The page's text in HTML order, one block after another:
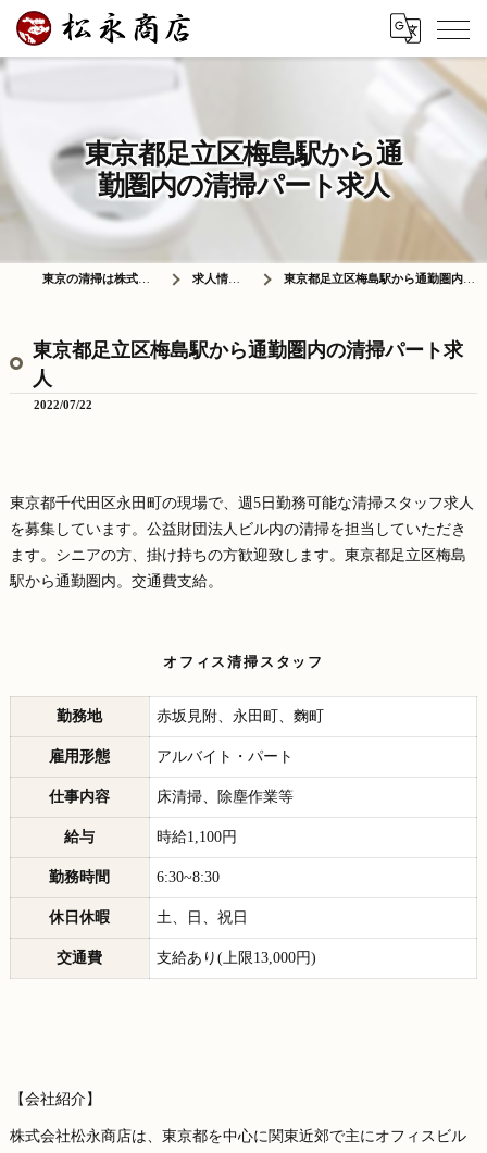
東京都足立区梅島駅から通
勤圏内の清掃パート求人
東京の清掃は株式会社松永商店 求人情報ブログ 東京都足立区梅島駅から通勤圏内の清掃パート求人
東京都足立区梅島駅から通勤圏内の清掃パート求
人
2022/07/22
東京都千代田区永田町の現場で、週5日勤務可能な清掃スタッフ求人
を募集しています。公益財団法人ビル内の清掃を担当していただき
ます。シニアの方、掛け持ちの方歓迎致します。東京都足立区梅島
駅から通勤圏内。交通費支給。
オフィス清掃スタッフ
勤務地 赤坂見附、永田町、麴町
雇用形態 アルバイト・パート
仕事内容 床清掃、除塵作業等
給与 時給1,100円
勤務時間 6:30~8:30
休日休暇 土、日、祝日
交通費 支給あり(上限13,000円)
【会社紹介】
株式会社松永商店は、東京都を中心に関東近郊で主にオフィスビル